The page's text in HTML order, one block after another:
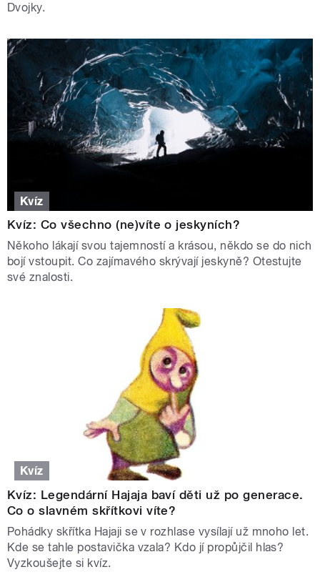
Dvojky.
Kvíz
Kvíz: Co všechno (ne)víte o jeskyních?
Někoho lákají svou tajemností a krásou, někdo se do nich
bojí vstoupit. Co zajímavého skrývají jeskyně? Otestujte
své znalosti.
Kvíz
Kvíz: Legendární Hajaja baví děti už po generace.
Co o slavném skřítkovi víte?
Pohádky skřítka Hajaji se v rozhlase vysílají už mnoho let.
Kde se tahle postavička vzala? Kdo jí propůjčil hlas?
Vyzkoušejte si kvíz.